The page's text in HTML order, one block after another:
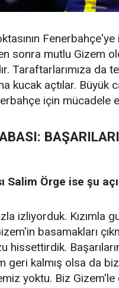
sonra mutlu Gizem
Taraftarlarımıza da
kucak açtılar. Büyük
için mücadele
Salim Örge ise şu
izliyorduk. Kızımla
basamakları
hissettirdik.
geri kalmış olsa da
yoktu. Biz Gizem'le